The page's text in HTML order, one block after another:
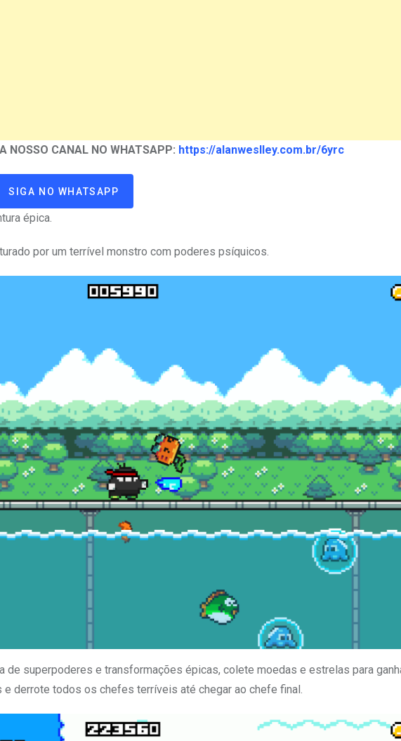
NOSSO CANAL NO WHATSAPP: https://alanweslley.com.br/6yrc
SIGA NO WHATSAPP
épica.
por um terrível monstro com poderes psíquicos.
de superpoderes e transformações épicas, colete moedas e estrelas para
derrote todos os chefes terríveis até chegar ao chefe final.